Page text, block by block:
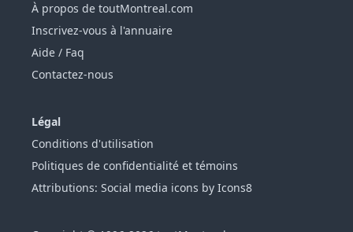
À propos de toutMontreal.com
Inscrivez-vous à l'annuaire
Aide / Faq
Contactez-nous
Légal
Conditions d'utilisation
Politiques de confidentialité et témoins
Attributions: Social media icons by Icons8